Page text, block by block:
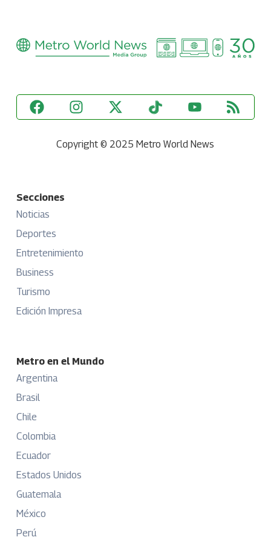
Copyright © 2025 Metro World News
Secciones
Noticias
Deportes
Entretenimiento
Business
Turismo
Edición Impresa
Metro en el Mundo
Argentina
Brasil
Chile
Colombia
Ecuador
Estados Unidos
Guatemala
México
Perú